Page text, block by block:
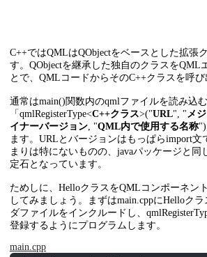
C++ではQMLはQObjectをベースとした拡張
す。QObjectを継承した独自のクラスをQML
とで、QMLコードからそのC++クラスを呼び
通常はmain()関数内のqmlファイルを読み込
「qmlRegisterType<C++クラス>("URL", "メ
イナーバージョン, "QML内で使用する名称
ます。URLとバージョンはもっぱらimport文
まりは特にないものの、javaパッケージと同
定石となっています。
ためしに、HelloクラスをQMLコンポーネン
してみましょう。まずはmain.cppにHelloク
ダファイルをインクルードし、
登録するようにプログラムします。
main.cpp